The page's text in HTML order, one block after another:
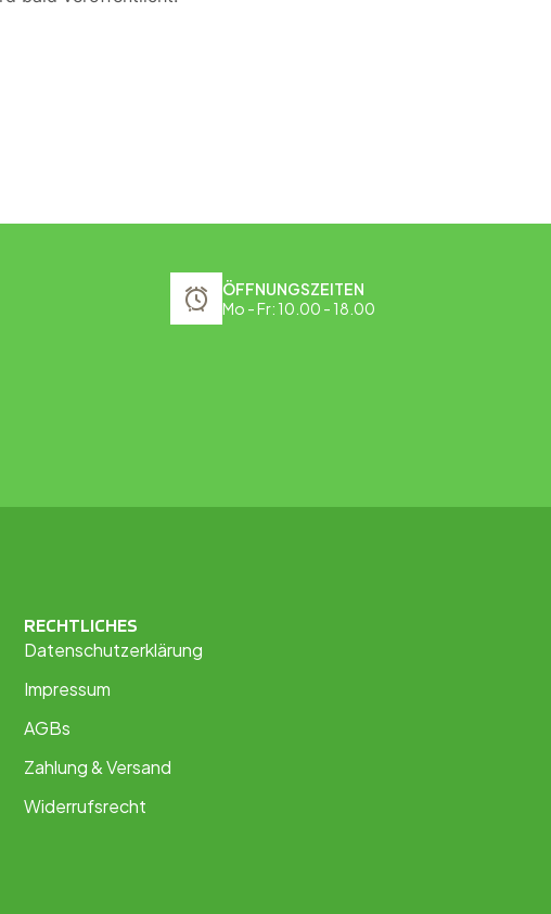
ÖFFNUNGSZEITEN
Mo - Fr: 10.00 - 18.00
RECHTLICHES
Datenschutzerklärung
Impressum
AGBs
Zahlung & Versand
Widerrufsrecht